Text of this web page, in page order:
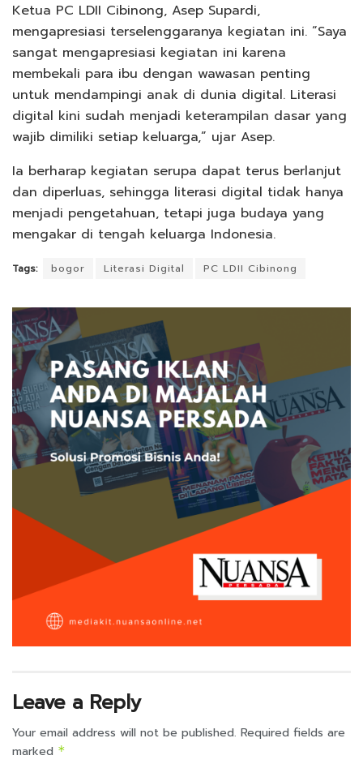
Ketua PC LDII Cibinong, Asep Supardi,
mengapresiasi terselenggaranya kegiatan ini. “Saya
sangat mengapresiasi kegiatan ini karena
membekali para ibu dengan wawasan penting
untuk mendampingi anak di dunia digital. Literasi
digital kini sudah menjadi keterampilan dasar yang
wajib dimiliki setiap keluarga,” ujar Asep.
Ia berharap kegiatan serupa dapat terus berlanjut
dan diperluas, sehingga literasi digital tidak hanya
menjadi pengetahuan, tetapi juga budaya yang
mengakar di tengah keluarga Indonesia.
Tags: bogor Literasi Digital PC LDII Cibinong
Leave a Reply
Your email address will not be published. Required fields are
marked *